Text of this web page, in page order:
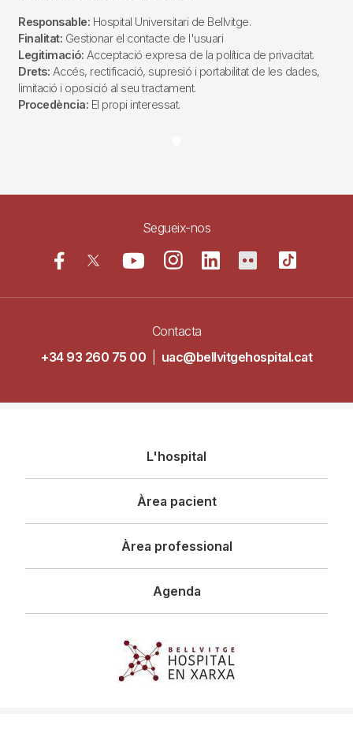
Responsable: Hospital Universitari de Bellvitge.
Finalitat: Gestionar el contacte de l'usuari
Legitimació: Acceptació expresa de la política de privacitat.
Drets: Accés, rectificació, supresió i portabilitat de les dades,
limitació i oposició al seu tractament.
Procedència: El propi interessat.
Segueix-nos
Contacta
+34 93 260 75 00
uac@bellvitgehospital.cat
principal
L'hospital
Àrea pacient
Àrea professional
Agenda